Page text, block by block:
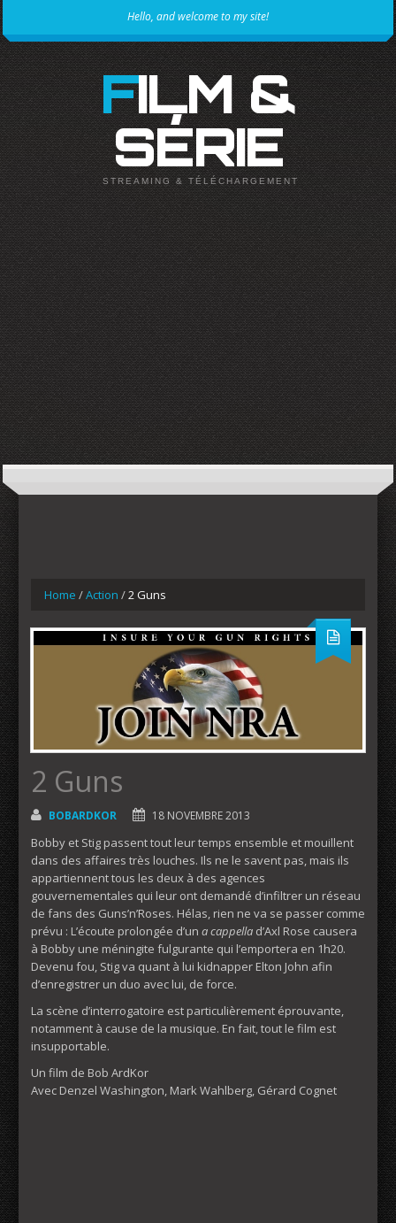
Hello, and welcome to my site!
FILM &
SÉRIE
STREAMING & TÉLÉCHARGEMENT
Home /Action /2 Guns
2 Guns
BOBARDKOR 18 NOVEMBRE 2013
Bobby et Stig passent tout leur temps ensemble et mouillent
dans des affaires très louches. Ils ne le savent pas, mais ils
appartiennent tous les deux à des agences
gouvernementales qui leur ont demandé d’infiltrer un réseau
de fans des Guns’n’Roses. Hélas, rien ne va se passer comme
prévu : L’écoute prolongée d’un a cappella d’Axl Rose causera
à Bobby une méningite fulgurante qui l’emportera en 1h20.
Devenu fou, Stig va quant à lui kidnapper Elton John afin
d’enregistrer un duo avec lui, de force.
La scène d’interrogatoire est particulièrement éprouvante,
notamment à cause de la musique. En fait, tout le film est
insupportable.
Un film de Bob ArdKor
Avec Denzel Washington, Mark Wahlberg, Gérard Cognet